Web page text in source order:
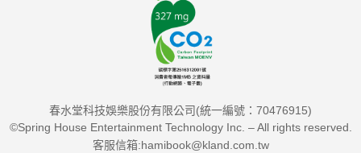
春水堂科技娛樂股份有限公司(統一編號：70476915)
©Spring House Entertainment Technology Inc. – All rights reserved.
客服信箱:hamibook@kland.com.tw